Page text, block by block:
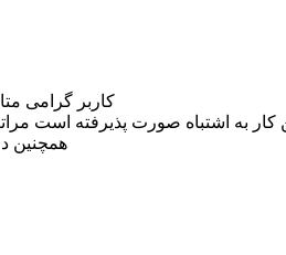
کاربر گرامی
به اشتباه صورت پذیرفته است مراتب این مسئله را
همچنین